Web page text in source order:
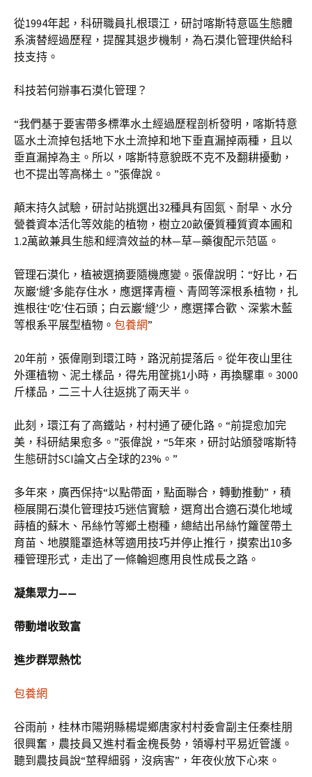
從1994年起，科研職員扎根環江，研討喀斯特意區生態體
系演替經過歷程，提醒其退步機制，為石漠化管理供給科
技支持。
科技若何辦事石漠化管理？
“我們基于要害帶多標準水土經過歷程剖析發明，喀斯特意
區水土流掉包括地下水土流掉和地下垂直漏掉兩種，且以
垂直漏掉為主。所以，喀斯特意貌既不克不及翻耕擾動，
也不提出等高梯土。”張偉說。
顛末持久試驗，研討站挑選出32種具有固氮、耐旱、水分
營養資本活化等效能的植物，樹立20畝優質種質資本圃和
1.2萬畝兼具生態和經濟效益的林—草—藥復配示范區。
管理石漠化，植被選摘要隨機應變。張偉說明：“好比，石
灰巖‘縫’多能存住水，應選擇青檀、青岡等深根系植物，扎
進根往‘吃’住石頭；白云巖‘縫’少，應選擇合歡、深紫木藍
等根系平展型植物。 包養網”
20年前，張偉剛到環江時，路況前提落后。從年夜山里往
外運植物、泥土樣品，得先用筐挑1小時，再換騾車。3000
斤樣品，二三十人往返挑了兩天半。
此刻，環江有了高鐵站，村村通了硬化路。“前提愈加完
美，科研結果愈多。”張偉說，“5年來，研討站頒發喀斯特
生態研討SCI論文占全球的23%。”
多年來，廣西保持“以點帶面，點面聯合，轉動推動”，積
極展開石漠化管理技巧迷信實驗，選育出合適石漠化地域
蒔植的蘇木、吊絲竹等鄉土樹種，總結出吊絲竹籮筐帶土
育苗、地膜籠罩造林等適用技巧并停止推行，摸索出10多
種管理形式，走出了一條輪迴應用良性成長之路。
凝集眾力——
帶動增收致富
進步群眾熱忱
包養網
谷雨前，桂林市陽朔縣楊堤鄉唐家村村委會副主任秦桂朋
很興奮，農技員又進村看金槐長勢，領導村平易近管護。
聽到農技員說“莖稈細弱，沒病害”，年夜伙放下心來。